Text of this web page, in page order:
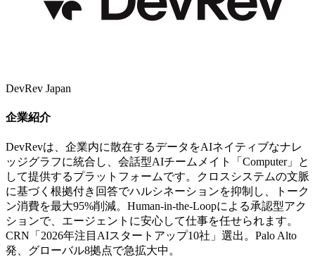
DevRev Japan
企業紹介
DevRevは、企業内に散在するデータをAIネイティブなナレ
ッジグラフに統合し、会話型AIチームメイト「Computer」と
して提供するプラットフォームです。クロスシステムの文脈
に基づく根拠付き回答でハルシネーションを抑制し、トーク
ン消費を最大95%削減。Human-in-the-Loopによる承認型アク
ションで、エージェントに安心して仕事を任せられます。
CRN「2026年注目AIスタートアップ10社」選出。Palo Alto
発、グローバル8拠点で急拡大中。